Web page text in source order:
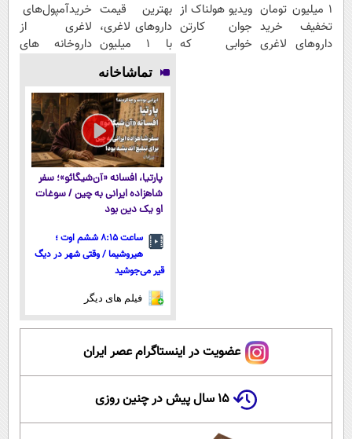
1 میلیون تومان
تخفیف خرید
داروهای لاغری
ویدیو هولناک از
جوان کارتن
خوابی که
بهترین قیمت
داروهای لاغری،
با ۱ میلیون
تخفیف و ارسال
از داروخانه‌
خریدآمپول‌های
لاغری از
داروخانه های
پک یخ!
تماشاخانه
پارتیا، افسانه «آن‌شیگائو»؛ سفر
شاهزاده ایرانی به چین / سوغات
او یک دین بود
ساعت ۸:۱۵ ششم اوت ؛
هیروشیما / وقتی شهر در دیگ
قیر می‌جوشید
فیلم های دیگر
عضویت در اینستاگرام عصر ایران
۱۵ سال پیش در چنین روزی